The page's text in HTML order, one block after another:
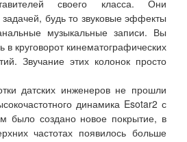
своего класса. Они
будь то звуковые эффекты
музыкальные записи. Вы
в круговорот кинематографических
Звучание этих колонок просто
датских инженеров не прошли
динамика Esotar2 с
было создано новое покрытие, в
частотах появилось больше